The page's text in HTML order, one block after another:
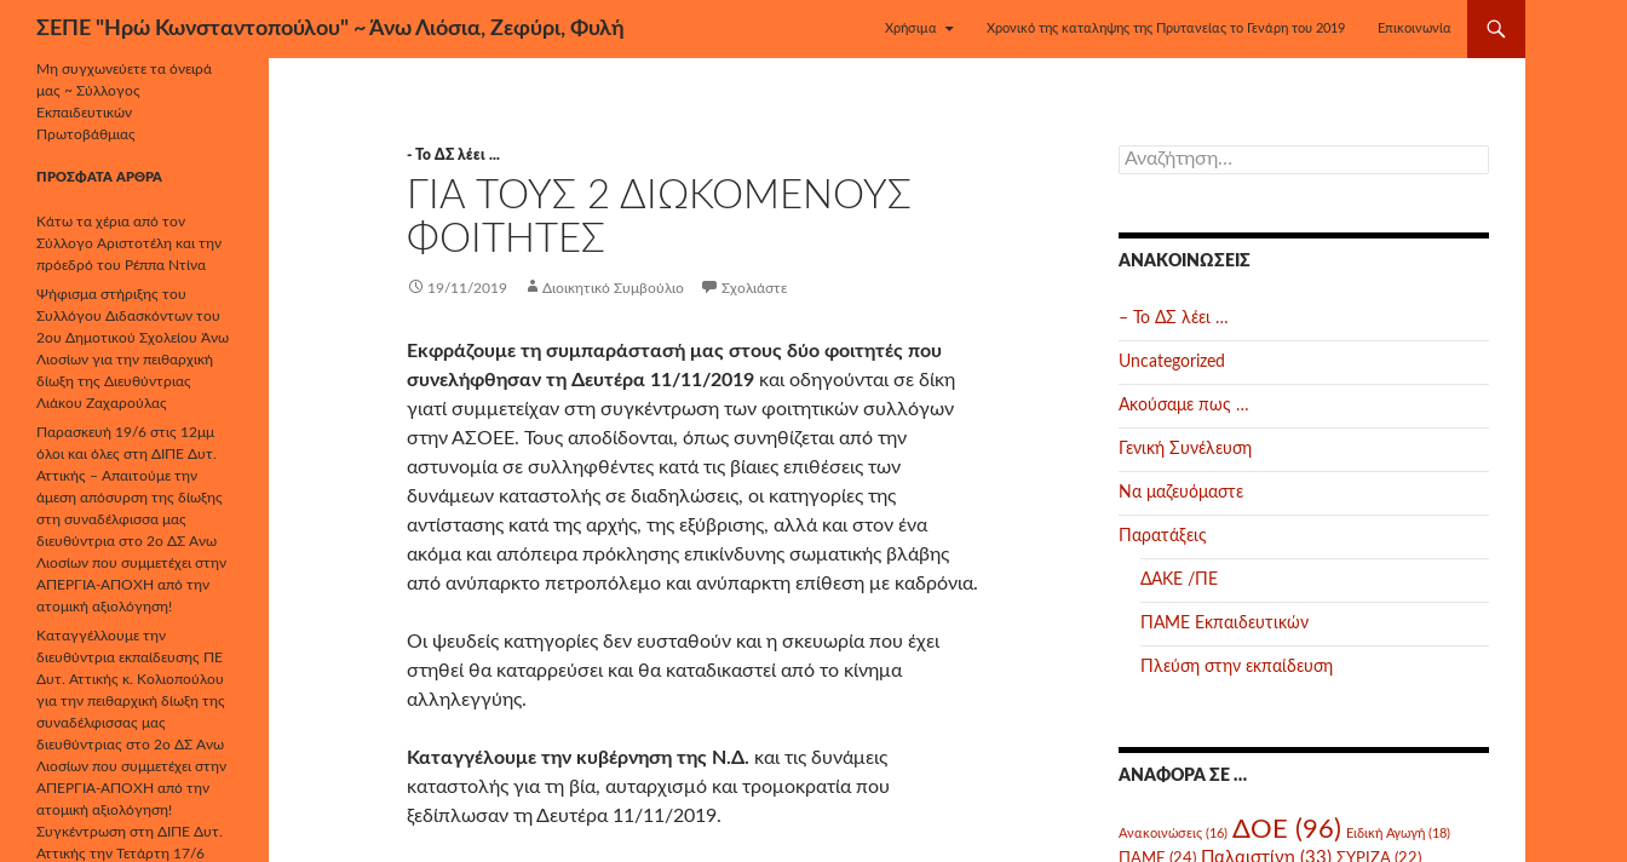
Μετάβαση
περιεχόμενο
ΣΕΠΕ "Ηρώ Κωνσταντοπούλου" ~ Άνω Λιόσια, Ζεφύρι, Φυλή Χρήσιμα Χρονικό της καταληψης της Πρυτανείας το Γενάρη του 2019 Επικοινωνία
- Το ΔΣ λέει ...
ΓΙΑ ΤΟΥΣ 2 ΔΙΩΚΟΜΕΝΟΥΣ
ΦΟΙΤΗΤΕΣ
19/11/2019 Διοικητικό Συμβούλιο Σχολιάστε
Εκφράζουμε τη συμπαράστασή μας στους δύο φοιτητές που
συνελήφθησαν τη Δευτέρα 11/11/2019 και οδηγούνται σε δίκη
γιατί συμμετείχαν στη συγκέντρωση των φοιτητικών συλλόγων
στην ΑΣΟΕΕ. Τους αποδίδονται, όπως συνηθίζεται από την
αστυνομία σε συλληφθέντες κατά τις βίαιες επιθέσεις των
δυνάμεων καταστολής σε διαδηλώσεις, οι κατηγορίες της
αντίστασης κατά της αρχής, της εξύβρισης, αλλά και στον ένα
ακόμα και απόπειρα πρόκλησης επικίνδυνης σωματικής βλάβης
από ανύπαρκτο πετροπόλεμο και ανύπαρκτη επίθεση με καδρόνια.
Οι ψευδείς κατηγορίες δεν ευσταθούν και η σκευωρία που έχει
στηθεί θα καταρρεύσει και θα καταδικαστεί από το κίνημα
αλληλεγγύης.
Καταγγέλουμε την κυβέρνηση της Ν.Δ. και τις δυνάμεις
καταστολής για τη βία, αυταρχισμό και τρομοκρατία που
ξεδίπλωσαν τη Δευτέρα 11/11/2019.
Αναζήτηση
για:
ΑΝΑΚΟΙΝΏΣΕΙΣ
– Το ΔΣ λέει …
Uncategorized
Ακούσαμε πως …
Γενική Συνέλευση
Να μαζευόμαστε
Παρατάξεις
ΔΑΚΕ /ΠΕ
ΠΑΜΕ Εκπαιδευτικών
Πλεύση στην εκπαίδευση
ΑΝΑΦΟΡΆ ΣΕ …
Ανακοινώσεις (16) ΔΟΕ (96) Ειδική Αγωγή (18)
ΠΑΜΕ (24) Παλαιστίνη (33) ΣΥΡΙΖΑ (22)
Μη συγχωνεύετε τα όνειρά
μας ~ Σύλλογος
Εκπαιδευτικών
Πρωτοβάθμιας
ΠΡΌΣΦΑΤΑ ΆΡΘΡΑ
Κάτω τα χέρια από τον
Σύλλογο Αριστοτέλη και την
πρόεδρό του Ρέππα Ντίνα
Ψήφισμα στήριξης του
Συλλόγου Διδασκόντων του
2ου Δημοτικού Σχολείου Άνω
Λιοσίων για την πειθαρχική
δίωξη της Διευθύντριας
Λιάκου Ζαχαρούλας
Παρασκευή 19/6 στις 12μμ
όλοι και όλες στη ΔΙΠΕ Δυτ.
Αττικής – Απαιτούμε την
άμεση απόσυρση της δίωξης
στη συναδέλφισσα μας
διευθύντρια στο 2ο ΔΣ Άνω
Λιοσίων που συμμετέχει στην
ΑΠΕΡΓΙΑ-ΑΠΟΧΗ από την
ατομική αξιολόγηση!
Καταγγέλλουμε την
διευθύντρια εκπαίδευσης ΠΕ
Δυτ. Αττικής κ. Κολιοπούλου
για την πειθαρχική δίωξη της
συναδέλφισσας μας
διευθύντριας στο 2ο ΔΣ Άνω
Λιοσίων που συμμετέχει στην
ΑΠΕΡΓΙΑ-ΑΠΟΧΗ από την
ατομική αξιολόγηση!
Συγκέντρωση στη ΔΙΠΕ Δυτ.
Αττικής την Τετάρτη 17/6